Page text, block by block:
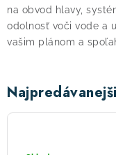
OBLEČENIE A
CAMPING
na obvod hlavy,
odolnosť voči vode a
vašim plánom a
Composite